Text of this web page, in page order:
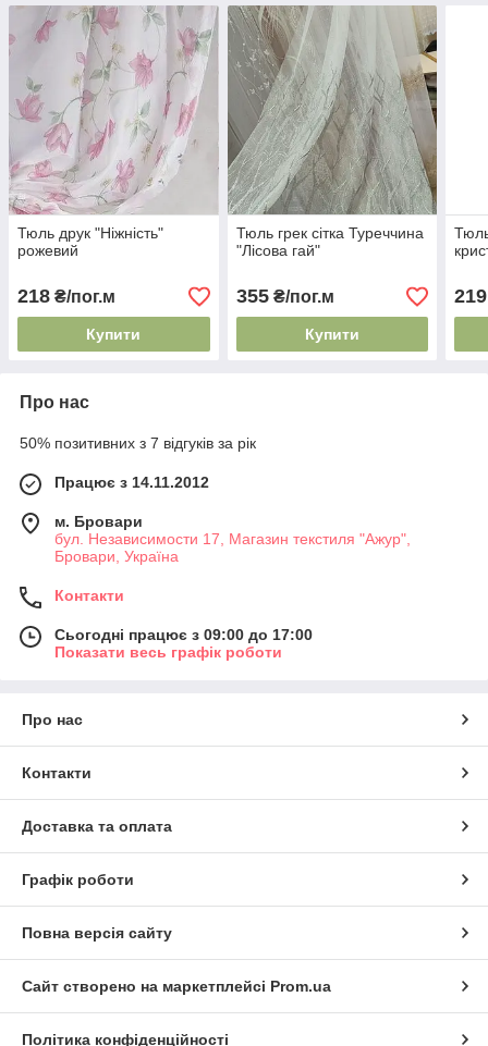
Тюль друк "Ніжність"
рожевий
218 ₴/пог.м
Купити
Тюль грек сітка Туреччина
"Лісова гай"
355₴/пог.м
Купити
219
Про нас
50% позитивних з 7 відгуків за рік
Працює з 14.11.2012
м. Бровари
бул. Независимости 17, Магазин текстиля "Ажур",
Бровари, Україна
Контакти
Сьогодні працює з 09:00 до 17:00
Показати весь графік роботи
Про нас
Контакти
Доставка та оплата
Графік роботи
Повна версія сайту
Сайт створено на маркетплейсі Prom.ua
Політика конфіденційності